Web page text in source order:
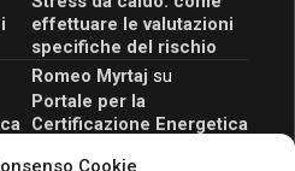
Cookie
effettuare le valutazioni
specifiche del rischio
Romeo Myrtaj su
Portale per la
Certificazione Energetica